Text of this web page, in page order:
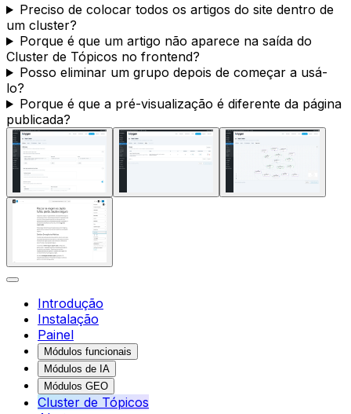
Preciso de colocar todos os artigos do site dentro de
um cluster?
Porque é que um artigo não aparece na saída do
Cluster de Tópicos no frontend?
Posso eliminar um grupo depois de começar a usá-
lo?
Porque é que a pré-visualização é diferente da página
publicada?
Introdução
Instalação
Painel
Módulos funcionais
Módulos de IA
Módulos GEO
Cluster de Tópicos